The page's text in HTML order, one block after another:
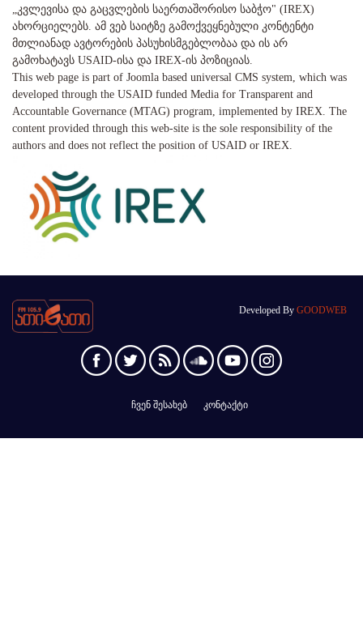
„კვლევისა და გაცვლების საერთაშორისო საბჭო" (IREX)
ახორციელებს. ამ ვებ საიტზე გამოქვეყნებული კონტენტი
მთლიანად ავტორების პასუხისმგებლობაა და ის არ
გამოხატავს USAID-ისა და IREX-ის პოზიციას.
This web page is part of Joomla based universal CMS system, which was
developed through the USAID funded Media for Transparent and
Accountable Governance (MTAG) program, implemented by IREX. The
content provided through this web-site is the sole responsibility of the
authors and does not reflect the position of USAID or IREX.
Developed By GOODWEB
ჩვენ შესახებ კონტაქტი